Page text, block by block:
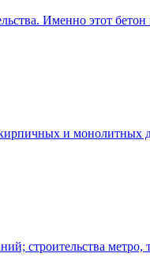
Именно этот
и монолитных
строительства